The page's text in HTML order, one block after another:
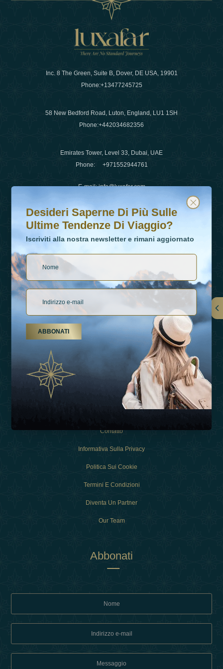
Inc. 8 The Green, Suite B, Dover, DE USA, 19901
Phone:+13477245725
58 New Bedford Road, Luton, England, LU1 1SH
Phone:+442034682356
Emirates Tower, Level 33, Dubai, UAE
Phone: +971552944761
E-mail:info@luxafar.com
WhatsApp No
+442034682356
Collegamenti
Esperienza
Contatto
Informativa Sulla Privacy
Politica Sui Cookie
Termini E Condizioni
Diventa Un Partner
Our Team
Abbonati
Desideri saperne di più sulle ultime tendenze di viaggio?
Iscriviti alla nostra newsletter e rimani aggiornato
Desideri Saperne Di Più Sulle
Ultime Tendenze Di Viaggio?
Iscriviti alla nostra newsletter e rimani aggiornato
ABBONATI